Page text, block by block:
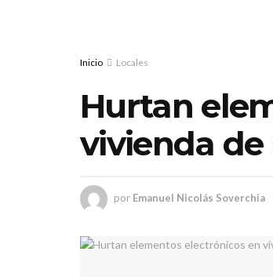
Inicio Locales
Hurtan
vivienda de
por Emanuel Nicolás Soverchia